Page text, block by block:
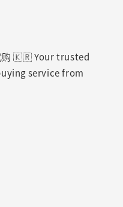
购 🇰🇷 Your trusted
service from